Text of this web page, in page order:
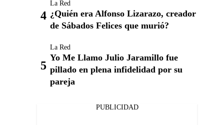
La Red
¿Quién era Alfonso Lizarazo, creador
de Sábados Felices que murió?
La Red
Yo Me Llamo Julio Jaramillo fue
pillado en plena infidelidad por su
pareja
PUBLICIDAD